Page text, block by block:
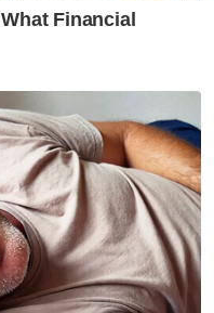
selamatkan
ikan
direman
siasatan kes